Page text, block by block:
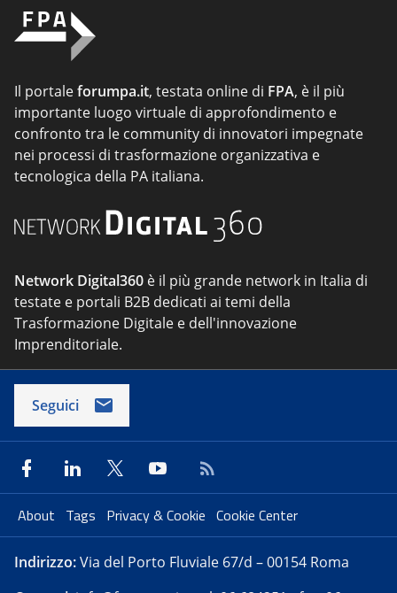
Il portaleforumpa.it, testata online di FPA, è il più
importante luogo virtuale di approfondimento e
confronto tra le community di innovatori impegnate
nei processi di trasformazione organizzativa e
tecnologica della PA italiana.
Network Digital360 è il più grande network in Italia di
testate e portali B2B dedicati ai temi della
Trasformazione Digitale e dell'innovazione
Imprenditoriale.
Seguici
About Tags Privacy & Cookie Cookie Center
Indirizzo:Via del Porto Fluviale 67/d – 00154 Roma